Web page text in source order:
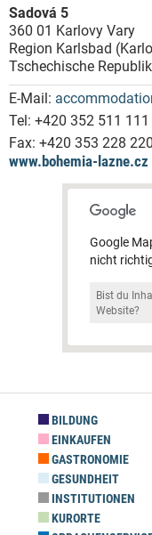
Sadová 5
360 01 Karlovy Vary
Region Karlsbad
Tschechische Republik
E-Mail:
Tel: +420 352 511 111
Fax: +420 353 228 220
www.bohemia-lazne.cz
Google
nicht
Bist du
Website?
BILDUNG
EINKAUFEN
GASTRONOMIE
GESUNDHEIT
INSTITUTIONEN
KURORTE